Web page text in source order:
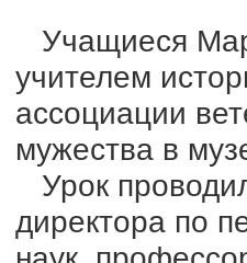
Учащиеся
учителем
ассоциации
мужества в
Урок
директора по